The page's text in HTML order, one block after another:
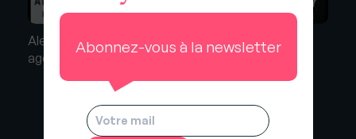
Alexandre Cordani : De conseiller immobilier à
agent immobilier
Abonnez-vous à la newsletter